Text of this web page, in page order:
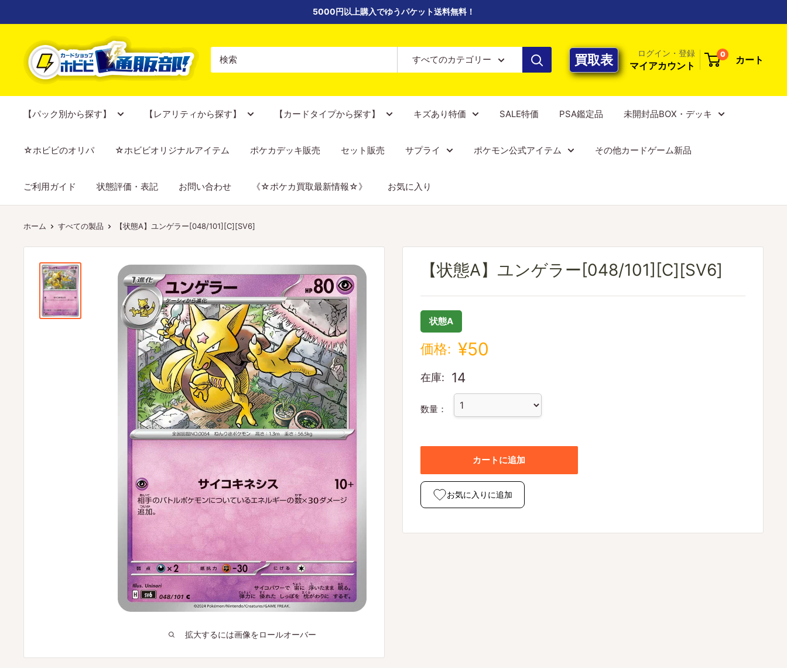
ン
5000円以上購入でゆうパケット送料無料！
【ポ
ケ
カ
門
シ
ョ
ッ
すべてのカテゴリー 買取表 ログイン・登録
マイアカウント
0 カート
【パック別から探す】 【レアリティから探す】 【カードタイプから探す】 キズあり特価 SALE特価 PSA鑑定品 未開封品BOX・デッキ
☆ホビビのオリパ ☆ホビビオリジナルアイテム ポケカデッキ販売 セット販売 サプライ ポケモン公式アイテム その他カードゲーム新品
ご利用ガイド 状態評価・表記 お問い合わせ 《☆ポケカ買取最新情報☆》 お気に入り
ホーム すべての製品 【状態A】ユンゲラー[048/101][C][SV6]
拡大するには画像をロールオーバー
【状態A】ユンゲラー[048/101][C][SV6]
状態A
価格: ¥50
在庫: 14
数量：
カートに追加
お気に入りに追加